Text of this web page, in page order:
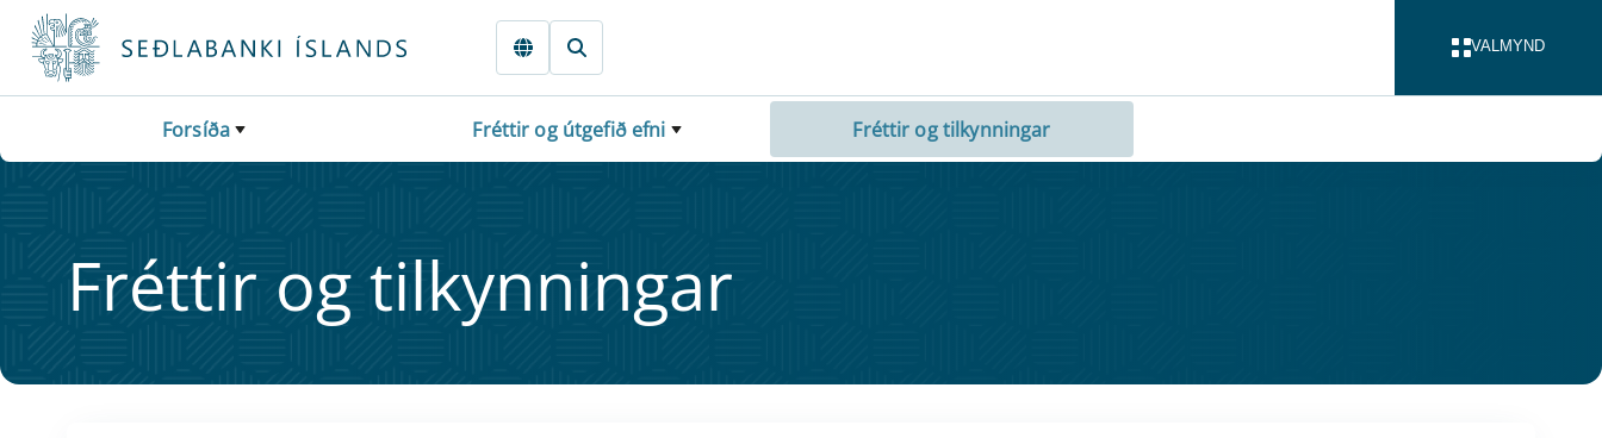
Fara beint í Meginmál
VALMYND
Forsíða Fréttir og útgefið efni Fréttir og tilkynningar
Frétt­ir og til­kynn­ing­ar